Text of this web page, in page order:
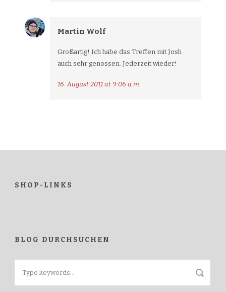
Martin Wolf
Großartig! Ich habe das Treffen mit Josh
auch sehr genossen. Jederzeit wieder!
16. August 2011 at 9:06 a.m.
SHOP-LINKS
BLOG DURCHSUCHEN